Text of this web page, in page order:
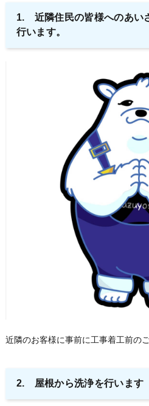
1. 近隣住民の皆様へのあい
行います。
近隣のお客様に事前に工事着工前の
2. 屋根から洗浄を行います